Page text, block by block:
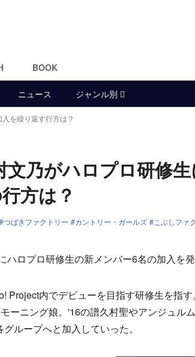
BOOK
ニュース ジャンル別
を繰り返す行方は？
文乃がハロプロ研修
方は？
つばきファクトリー カントリー・ガールズ こぶしファ
ロプロ研修生の新メンバー6名の加入を発
Project内でデビューを目指す研修生を指
ーニング娘。'16の譜久村聖やアンジュル
ループへと加入していった。